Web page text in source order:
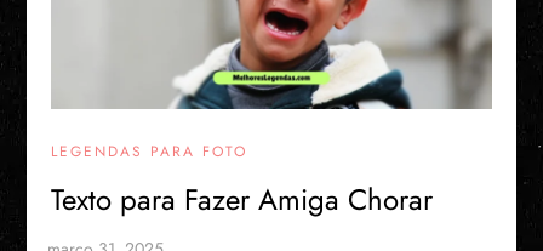
LEGENDAS PARA FOTO
Texto para Fazer Amiga Chorar